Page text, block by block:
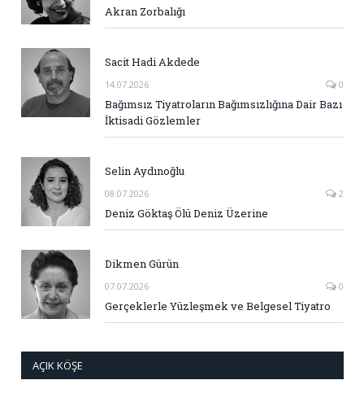
Akran Zorbalığı
Sacit Hadi Akdede
14.07.2026 0
Bağımsız Tiyatroların Bağımsızlığına Dair Bazı
İktisadi Gözlemler
Selin Aydınoğlu
08.07.2026 2
Deniz Göktaş Ölü Deniz Üzerine
Dikmen Gürün
07.07.2026 0
Gerçeklerle Yüzleşmek ve Belgesel Tiyatro
AÇIK KÖŞE